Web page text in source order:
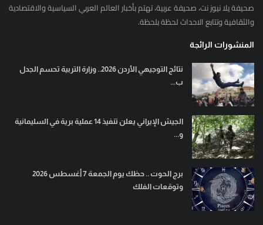
صحيفة يلا نيوز نت، صحيفة عربية، تهتم بأخبار العالم العربي السياسية والاقتصادية
والثقافية وتتابع الاحداث لحظة بلحظة.
المنشورات الرائجة
نتائج التوجيهي الأردن 2026.. وزارة التربية تحسم الجدل
ب...
الجيش الإيراني يعلن تنفيذ 14 عملية برية في السليمانية
و...
برج الحوت .. حظك يوم الجمعة 7 أغسطس 2026
وتوقعات الفلك